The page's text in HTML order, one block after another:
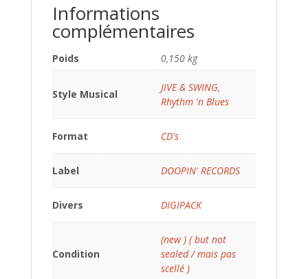
Informations
complémentaires
Poids 0,150 kg
Style Musical
JIVE & SWING,
Rhythm 'n Blues
Format CD's
Label DOOPIN' RECORDS
Divers DIGIPACK
Condition
(new ) ( but not
sealed / mais pas
scellé )